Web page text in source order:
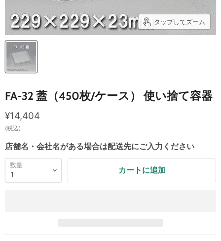
タップしてズーム
FA-32 蓋（450枚/ケース） 使い捨て容器
現在の価格
¥14,404
(税込)
店舗名・会社名がある場合は配送先にご入力ください
数量
カートに追加